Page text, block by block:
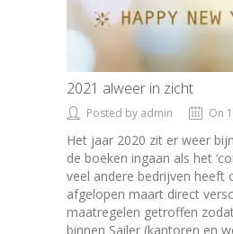
2021 alweer in zicht
Posted by admin On
Het jaar 2020 zit er weer
de boeken ingaan als het
veel andere bedrijven heeft
afgelopen maart direct
maatregelen getroffen
binnen Sailer (kantoren en